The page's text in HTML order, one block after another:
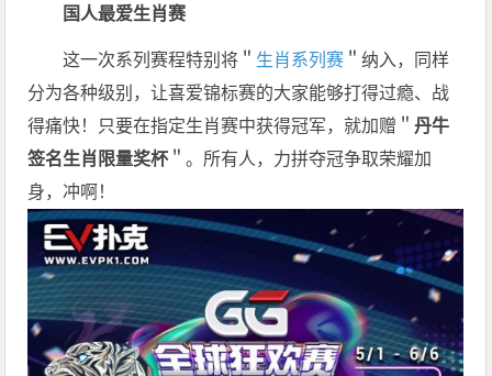
国人最爱生肖赛
这一次系列赛程特别将＂ 生肖系列赛 ＂纳入，同样
分为各种级别，让喜爱锦标赛的大家能够打得过瘾、战
得痛快！只要在指定生肖赛中获得冠军，就加赠＂丹牛
签名生肖限量奖杯 ＂。所有人，力拼夺冠争取荣耀加
身，冲啊！